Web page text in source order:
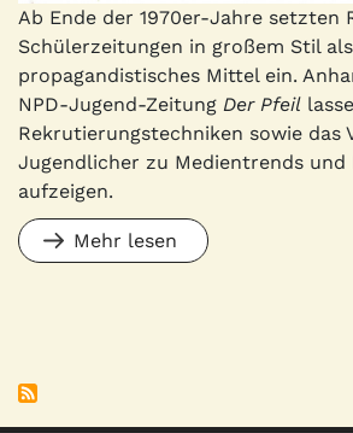
Ab Ende der 1970er-Jahre setzten
Schülerzeitungen in großem Stil als
propagandistisches Mittel ein.
NPD-Jugend-Zeitung Der Pfeil
Rekrutierungstechniken sowie das
Jugendlicher zu Medientrends
aufzeigen.
Mehr lesen